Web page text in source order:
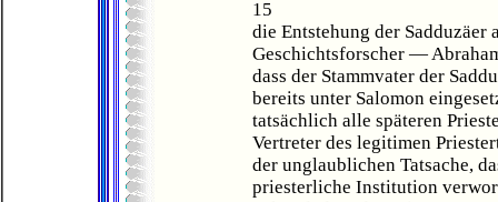
15
die Entstehung der Sadduzäer
Geschichtsforscher —
dass der Stammvater der
bereits unter Salomon
tatsächlich alle späteren
Vertreter des legitimen
der unglaublichen Tatsache,
priesterliche Institution